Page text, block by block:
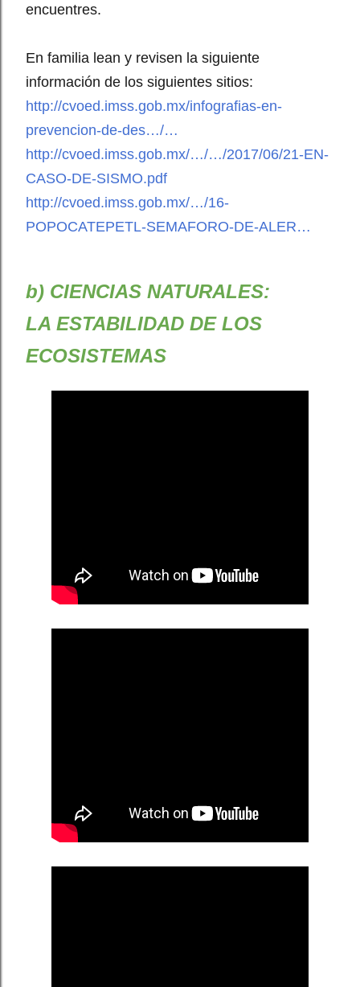
encuentres.
En familia lean y revisen la siguiente
información de los siguientes sitios:
http://cvoed.imss.gob.mx/infografias-en-
prevencion-de-des…/…
http://cvoed.imss.gob.mx/…/…/2017/06/21-EN-
CASO-DE-SISMO.pdf
http://cvoed.imss.gob.mx/…/16-
POPOCATEPETL-SEMAFORO-DE-ALER…
b) CIENCIAS NATURALES:
LA ESTABILIDAD DE LOS
ECOSISTEMAS